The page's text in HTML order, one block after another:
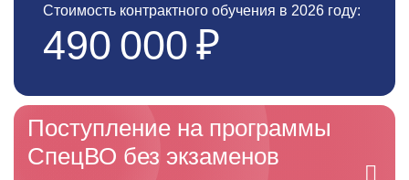
Стоимость контрактного обучения в 2026 году:
490 000 ₽
Поступление на программы
СпецВО без экзаменов